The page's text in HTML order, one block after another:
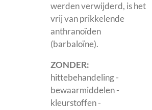
werden verwijderd, is het
vrij van prikkelende
anthranoïden
(barbaloïne).
ZONDER:
hittebehandeling -
bewaarmiddelen -
kleurstoffen -